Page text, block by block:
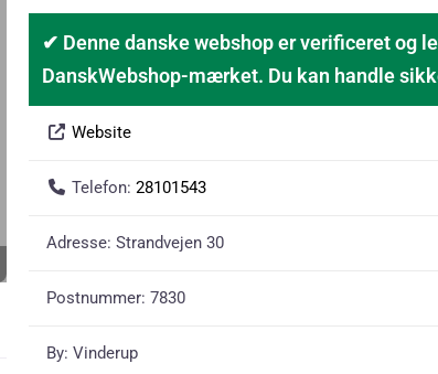
✔ Denne danske webshop er verificeret og
DanskWebshop-mærket. Du kan handle
Website
Telefon: 28101543
Adresse: Strandvejen 30
Postnummer: 7830
By: Vinderup